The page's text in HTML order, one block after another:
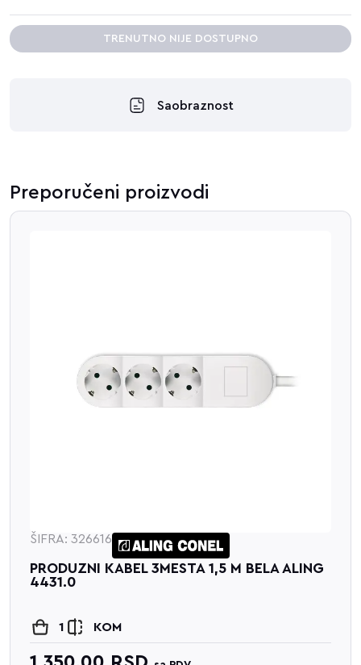
TRENUTNO NIJE DOSTUPNO
Saobraznost
Preporučeni proizvodi
KABEL 3MESTA 1,5 M BELA ALING